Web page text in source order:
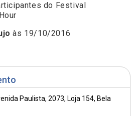
Paulista, 2073, Loja 154, Bela
do Festival
às 19/10/2016